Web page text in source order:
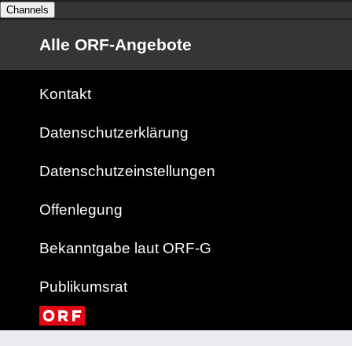
Channels
Alle ORF-Angebote
Kontakt
Datenschutzerklärung
Datenschutzeinstellungen
Offenlegung
Bekanntgabe laut ORF-G
Publikumsrat